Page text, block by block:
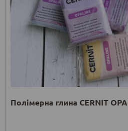
Полімерна глина CERNIT